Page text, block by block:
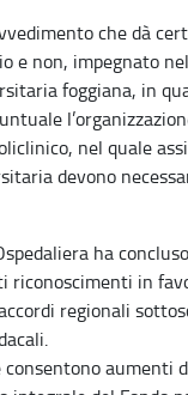
che dà
e non, impegnato
foggiana, in
nel quale
devono
ha
riconoscimenti in
regionali
consentono aumenti